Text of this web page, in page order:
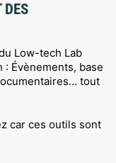
DES
Low-tech Lab
Évènements, base
tout
car ces outils sont